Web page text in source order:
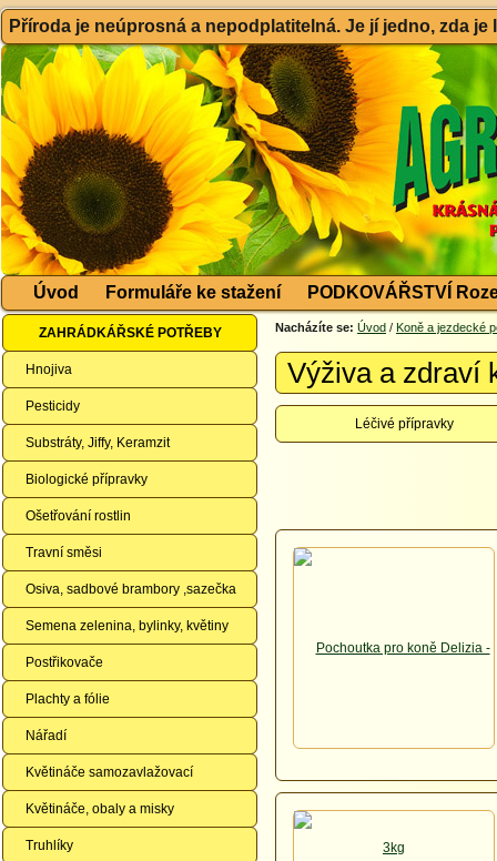
Příroda je neúprosná a nepodplatitelná. Je jí jedno, zda
Úvod Formuláře ke stažení PODKOVÁŘSTVÍ
ZAHRÁDKÁŘSKÉ POTŘEBY
Hnojiva
Pesticidy
Substráty, Jiffy, Keramzit
Biologické přípravky
Ošetřování rostlin
Travní směsi
Osiva, sadbové brambory ,sazečka
Semena zelenina, bylinky, květiny
Postřikovače
Plachty a fólie
Nářadí
Květináče samozavlažovací
Květináče, obaly a misky
Truhlíky
Nacházíte se: Úvod / Koně a jezdecké
Výživa a zdraví
Léčivé přípravky